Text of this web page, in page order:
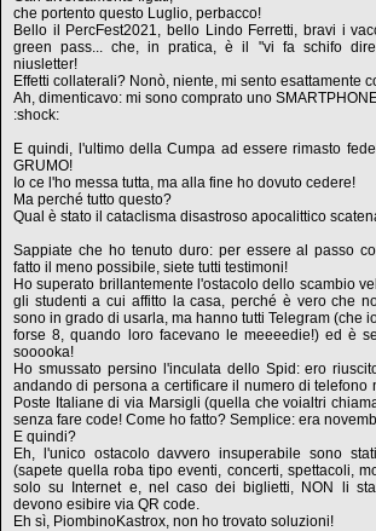
che portento questo Luglio, perbacco!
Bello il PercFest2021, bello Lindo Ferretti, bravi i
green pass... che, in pratica, è il "vi fa schifo
niusletter!
Effetti collaterali? Nonò, niente, mi sento esattamente
Ah, dimenticavo: mi sono comprato uno
:shock:
E quindi, l'ultimo della Cumpa ad essere rimasto
GRUMO!
Io ce l'ho messa tutta, ma alla fine ho dovuto cedere!
Ma perché tutto questo?
Qual è stato il cataclisma disastroso apocalittico
Sappiate che ho tenuto duro: per essere al passo
fatto il meno possibile, siete tutti testimoni!
Ho superato brillantemente l'ostacolo dello scambio
gli studenti a cui affitto la casa, perché è vero che
sono in grado di usarla, ma hanno tutti Telegram (che
forse 8, quando loro facevano le meeeedie!) ed è
sooooka!
Ho smussato persino l'inculata dello Spid: ero
andando di persona a certificare il numero di telefono
Poste Italiane di via Marsigli (quella che voialtri
senza fare code! Come ho fatto? Semplice: era
E quindi?
Eh, l'unico ostacolo davvero insuperabile sono
(sapete quella roba tipo eventi, concerti, spettacoli,
solo su Internet e, nel caso dei biglietti, NON li
devono esibire via QR code.
Eh sì, PiombinoKastrox, non ho trovato soluzioni!